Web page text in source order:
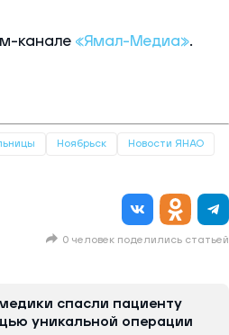
канале «Ямал-Медиа».
Ноябрьск Новости ЯНАО
0 человек поделились статьей
спасли пациенту
уникальной операции